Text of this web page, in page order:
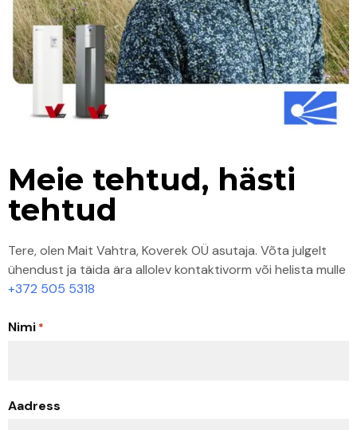
Meie tehtud, hästi
tehtud
Tere, olen Mait Vahtra, Koverek OÜ asutaja. Võta julgelt
ühendust ja täida ära allolev kontaktivorm või helista mulle
+372 505 5318
Nimi *
Aadress